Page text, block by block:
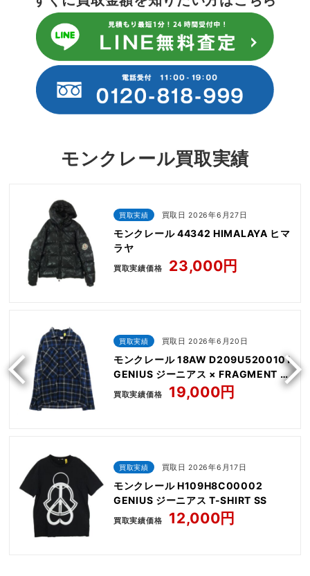
モンクレール買取実績
買取実績 買取日 2026年6月27日
モンクレール 44342 HIMALAYA ヒマ
ラヤ
買取実績価格 23,000円
買取実績 買取日 2026年6月20日
モンクレール 18AW D209U5200101
GENIUS ジーニアス × FRAGMENT フ
ラグメント HIROSHI FUJIWARA
CAMICIA 長袖 バックロゴ フランネル
買取実績価格 19,000円
買取実績 買取日 2026年6月17日
モンクレール H109H8C00002
GENIUS ジーニアス T-SHIRT SS
買取実績価格 12,000円